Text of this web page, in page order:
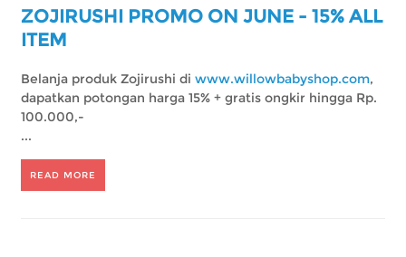
ZOJIRUSHI PROMO ON JUNE - 15% ALL
ITEM
Belanja produk Zojirushi di www.willowbabyshop.com,
dapatkan potongan harga 15% + gratis ongkir hingga Rp.
100.000,-
...
READ MORE